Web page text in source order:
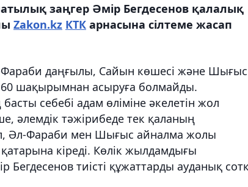
заңгер Әмір Бегдесенов қалалық
Zakon.kz КТК арнасына сілтеме жасап
Фараби даңғылы, Сайын көшесі және Шығыс
шақырымнан асыруға болмайды.
себебі адам өліміне әкелетін жол
әлемдік тәжірибеде тек қаланың
Әл-Фараби мен Шығыс айналма жолы
кіреді. Көлік жылдамдығы
Бегдесенов тиісті құжаттарды ауданық